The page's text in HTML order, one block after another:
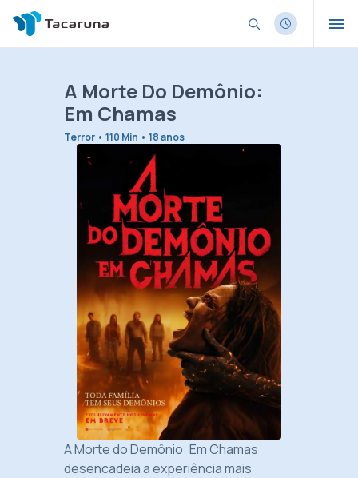
A Morte Do Demônio:
Em Chamas
Terror • 110 Min • 18 anos
A Morte do Demônio: Em Chamas
desencadeia a experiência mais